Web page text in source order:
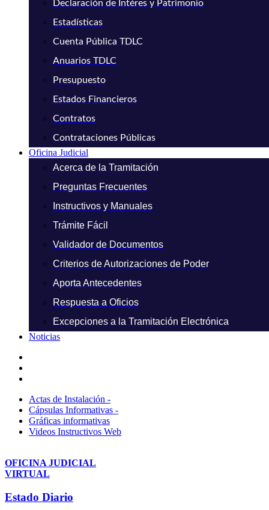
Declaración de Intéres y Patrimonio
Estadísticas
Cuenta Pública TDLC
Anuarios TDLC
Presupuesto
Estados Financieros
Contratos
Contrataciones Públicas
Oficina Judicial
Acerca de la Tramitación
Preguntas Frecuentes
Instructivos y Manuales
Trámite Fácil
Validador de Documentos
Criterios de Autorizaciones de Poder
Aporta Antecedentes
Respuesta a Oficios
Excepciones a la Tramitación Electrónica
Noticias
Actas de Instalación -
Cápsulas Informativas -
Gráficas informativas
Videos Instructivos Web
OFICINA JUDICIAL
VIRTUAL
Estado Diario